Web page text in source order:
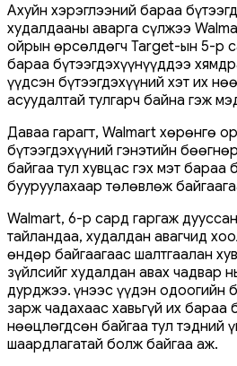
Ахуйн хэрэглээний бараа
худалдааны аварга сүлжээ
ойрын өрсөлдөгч Target-ын 5-р
бараа бүтээгдэхүүнүүддээ
үүдсэн бүтээгдэхүүний хэт их
асуудалтай тулгарч байна гэж
Даваа гарагт, Walmart хөрөнгө
бүтээгдэхүүний гэнэтийн
байгаа тул хувцас гэх мэт бараа
бууруулахаар төлөвлөж
Walmart, 6-р сард гаргаж
тайландаа, худалдан авагчид
өндөр байгаагаас шалтгаалан
зүйлсийг худалдан авах чадвар
дурджээ. Үүнээс үүдэн одоогийн
зарж чадахаас хавьгүй их бараа
нөөцлөгдсөн байгаа тул тэдний
шаардлагатай болж байгаа аж.